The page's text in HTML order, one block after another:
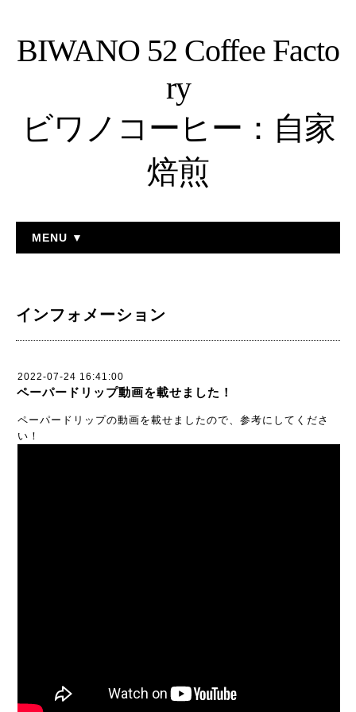
BIWANO 52 Coffee Facto
ry
ビワノコーヒー：自家
焙煎
MENU ▼
インフォメーション
2022-07-24 16:41:00
ペーパードリップ動画を載せました！
ペーパードリップの動画を載せましたので、参考にしてくださ
い！